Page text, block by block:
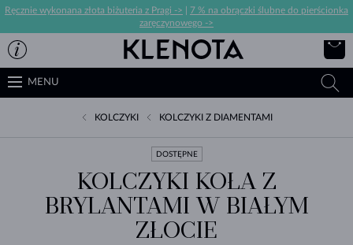
Ręcznie wykonana złota biżuteria z Pragi ->
7 % na obrączki ślubne do pierścionka
zaręczynowego ->
MENU
KOLCZYKI KOLCZYKI Z DIAMENTAMI
DOSTĘPNE
KOLCZYKI KOŁA Z
BRYLANTAMI W BIAŁYM
ZŁOCIE